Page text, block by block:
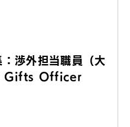
：渉外担当職員（大
Gifts Officer